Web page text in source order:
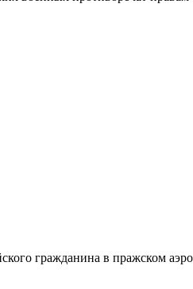
гражданина в пражском